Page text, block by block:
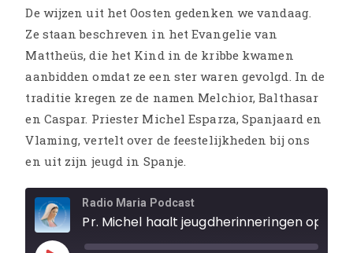
De wijzen uit het Oosten gedenken we vandaag.
Ze staan beschreven in het Evangelie van
Mattheüs, die het Kind in de kribbe kwamen
aanbidden omdat ze een ster waren gevolgd. In de
traditie kregen ze de namen Melchior, Balthasar
en Caspar. Priester Michel Esparza, Spanjaard en
Vlaming, vertelt over de feestelijkheden bij ons
en uit zijn jeugd in Spanje.
Radio Maria Podcast